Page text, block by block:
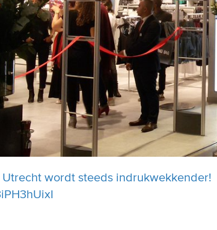
wordt steeds indrukwekkender!